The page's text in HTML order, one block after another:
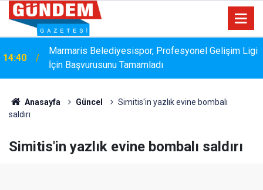
14:40
Marmaris Belediyesispor, Profesyonel Gelişim Ligi
İçin Başvurusunu Tamamladı
Anasayfa Güncel
Simitis'in yazlık evine bombalı
saldırı
Simitis'in yazlık evine bombalı saldırı